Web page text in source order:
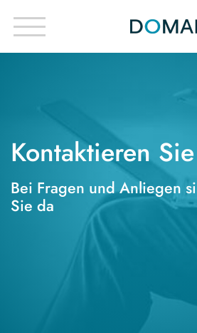
Kontaktieren
Bei Fragen und Anliegen
Sie da